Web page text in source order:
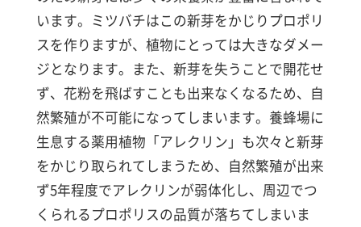
います。ミツバチはこの新芽をかじりプロポリ
スを作りますが、植物にとっては大きなダメー
ジとなります。また、新芽を失うことで開花せ
ず、花粉を飛ばすことも出来なくなるため、自
然繁殖が不可能になってしまいます。養蜂場に
生息する薬用植物「アレクリン」も次々と新芽
をかじり取られてしまうため、自然繁殖が出来
ず5年程度でアレクリンが弱体化し、周辺でつ
くられるプロポリスの品質が落ちてしまいま